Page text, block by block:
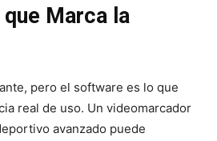
Marca la
pero el software es lo que
real de uso. Un videomarcador
avanzado puede